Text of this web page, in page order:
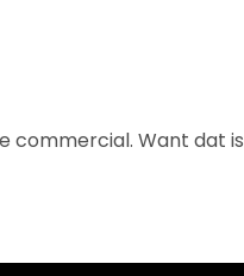
commercial. Want dat is